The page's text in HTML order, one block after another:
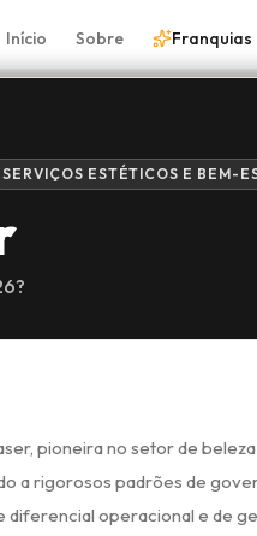
Início Sobre Franquias
SERVIÇOS ESTÉTICOS E BEM-
?
pioneira no setor de
a rigorosos padrões de
diferencial operacional e de